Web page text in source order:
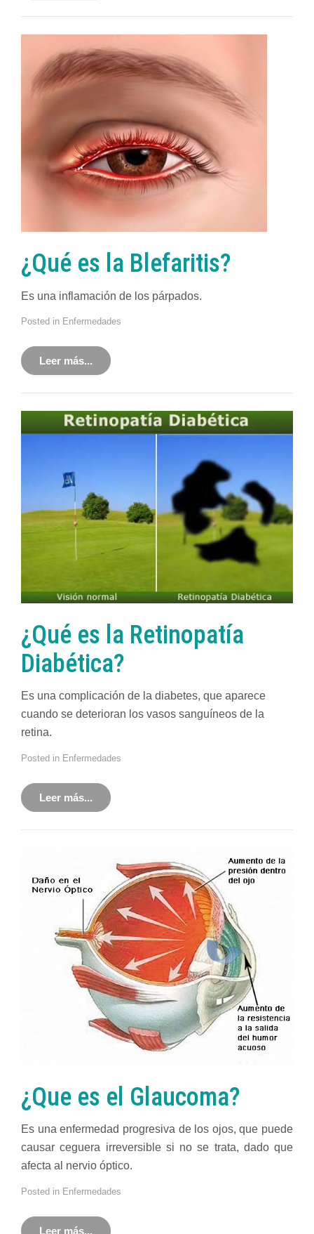
¿Qué es la Blefaritis?
Es una inflamación de los párpados.
Posted in Enfermedades
Leer más...
¿Qué es la Retinopatía
Diabética?
Es una complicación de la diabetes, que aparece
cuando se deterioran los vasos sanguíneos de la
retina.
Posted in Enfermedades
Leer más...
¿Que es el Glaucoma?
Es una enfermedad progresiva de los ojos, que puede
causar ceguera irreversible si no se trata, dado que
afecta al nervio óptico.
Posted in Enfermedades
Leer más...